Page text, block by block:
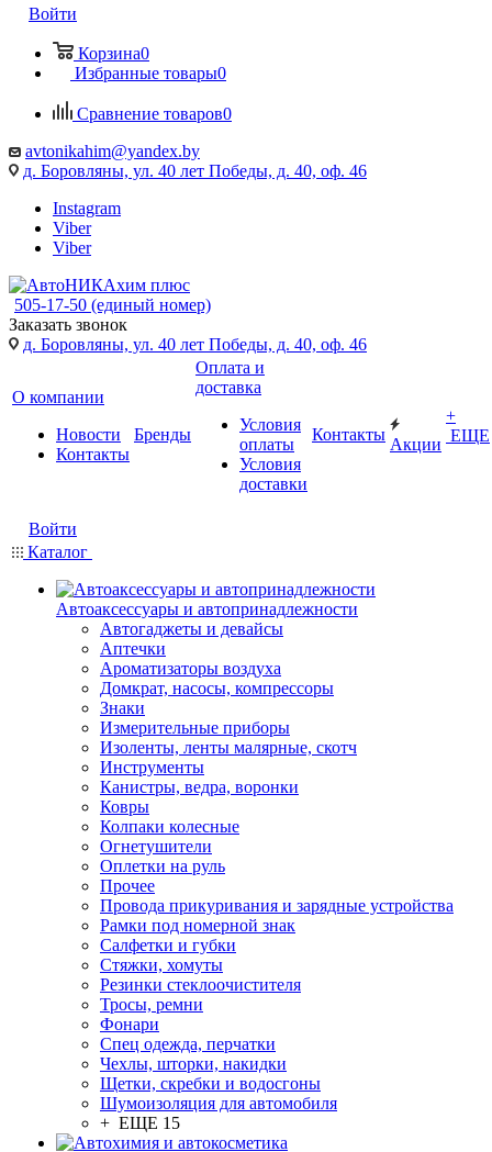
Войти
Корзина0
Избранные товары0
Сравнение товаров0
avtonikahim@yandex.by
д. Боровляны, ул. 40 лет Победы, д. 40, оф. 46
Instagram
Viber
Viber
505-17-50 (единый номер)
Заказать звонок
д. Боровляны, ул. 40 лет Победы, д. 40, оф. 46
О компании
Новости
Контакты
Бренды
Оплата и
доставка
Условия
оплаты
Условия
доставки
Контакты
Акции
+
ЕЩЕ
Войти
Каталог
Автоаксессуары и автопринадлежности
Автогаджеты и девайсы
Аптечки
Ароматизаторы воздуха
Домкрат, насосы, компрессоры
Знаки
Измерительные приборы
Изоленты, ленты малярные, скотч
Инструменты
Канистры, ведра, воронки
Ковры
Колпаки колесные
Огнетушители
Оплетки на руль
Прочее
Провода прикуривания и зарядные устройства
Рамки под номерной знак
Салфетки и губки
Стяжки, хомуты
Резинки стеклоочистителя
Тросы, ремни
Фонари
Спец одежда, перчатки
Чехлы, шторки, накидки
Щетки, скребки и водосгоны
Шумоизоляция для автомобиля
+ ЕЩЕ 15